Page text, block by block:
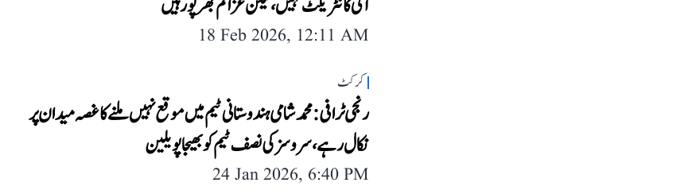
18 Feb 2026, 12:11 AM
کرکٹ
رنجی ٹرافی: محمد شامی ہندوستانی ٹیم میں موقع نہیں ملنے کا غصہ میدان پر
نکال رہے، سروسز کی نصف ٹیم کو بھیجا پویلین
24 Jan 2026, 6:40 PM